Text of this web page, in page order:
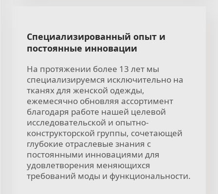
Специализированный опыт и
постоянные инновации
На протяжении более 13 лет мы
специализируемся исключительно на
тканях для женской одежды,
ежемесячно обновляя ассортимент
благодаря работе нашей целевой
исследовательской и опытно-
конструкторской группы, сочетающей
глубокие отраслевые знания с
постоянными инновациями для
удовлетворения меняющихся
требований моды и функциональности.